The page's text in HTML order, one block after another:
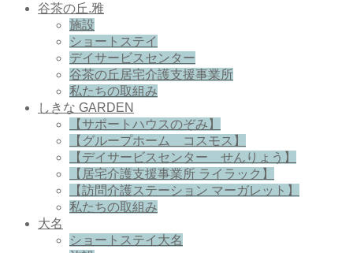
谷茶の丘.雅
施設
ショートステイ
デイサービスセンター
谷茶の丘居宅介護支援事業所
私たちの取組み
しきな GARDEN
【サポートハウスのぞみ】
【グループホーム コスモス】
【デイサービスセンター せんりょう】
【居宅介護支援事業所 ライラック】
【訪問介護ステーション マーガレット】
私たちの取組み
大名
ショートステイ大名